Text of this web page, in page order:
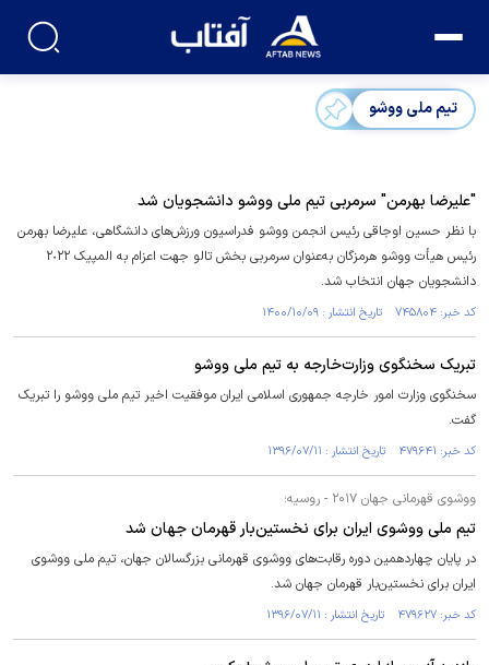
تیم ملی ووشو
"علیرضا بهرمن" سرمربی تیم ملی ووشو دانشجویان شد
با نظر حسین اوجاقی رئیس انجمن ووشو فدراسیون ورزش‌های دانشگاهی، علیرضا بهرمن
رئیس هیأت ووشو هرمزگان به‌عنوان سرمربی بخش تالو جهت اعزام به المپیک ٢٠٢٢
دانشجویان جهان انتخاب شد.
کد خبر: ۷۴۵۸۰۴ تاریخ انتشار : ۱۴۰۰/۱۰/۰۹
تبریک سخنگوی وزارت‌خارجه به تیم ملی ووشو
سخنگوی وزارت امور خارجه جمهوری اسلامی ایران موفقیت اخیر تیم ملی ووشو را تبریک
گفت.
کد خبر: ۴۷۹۶۴۱ تاریخ انتشار : ۱۳۹۶/۰۷/۱۱
ووشوی قهرمانی جهان ۲۰۱۷ - روسیه؛
تیم ملی ووشوی ایران برای نخستین‌بار قهرمان جهان شد
در پایان چهاردهمین دوره رقابت‌های ووشوی قهرمانی بزرگسالان جهان، تیم ملی ووشوی
ایران برای نخستین‌بار قهرمان جهان شد.
کد خبر: ۴۷۹۶۲۷ تاریخ انتشار : ۱۳۹۶/۰۷/۱۱